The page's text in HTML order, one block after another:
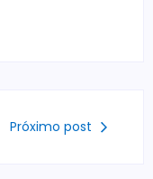
Próximo post